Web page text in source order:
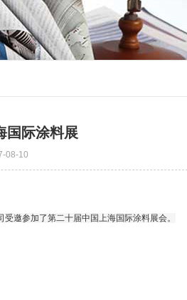
国际涂料展
08-10
邀参加了第二十届中国上海国际涂料展会。